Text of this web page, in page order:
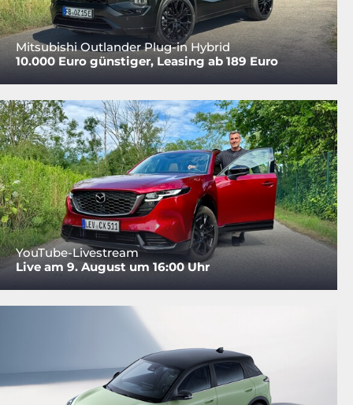
Mitsubishi Outlander Plug-in Hybrid
10.000 Euro günstiger, Leasing ab 189 Euro
YouTube-Livestream
Live am 9. August um 16:00 Uhr